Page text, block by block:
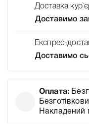
Доставка
Доставимо
Експрес-
Доставимо
Оплата:
Накладений